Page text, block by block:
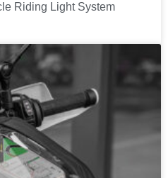
Riding Light System